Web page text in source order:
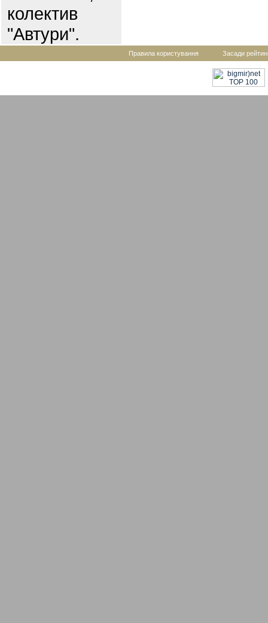
колектив
"Автури".
Правила користування Засади